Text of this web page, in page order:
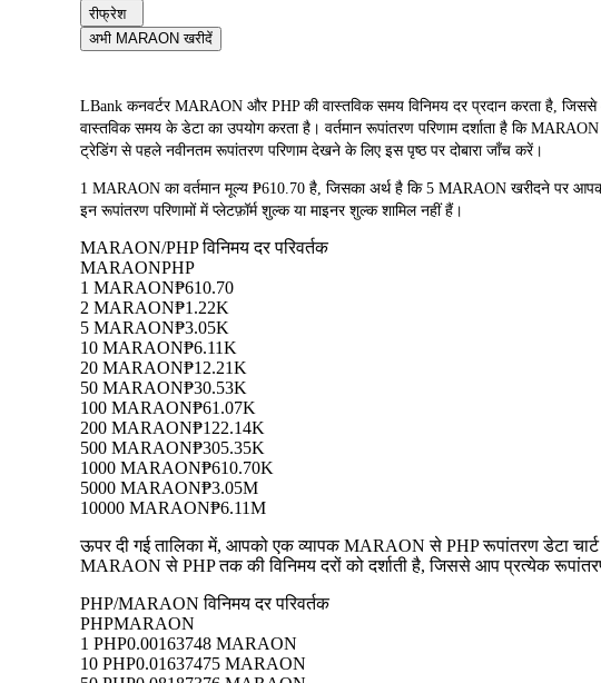
रीफ्रेश
अभी MARAON खरीदें
LBank कनवर्टर MARAON और PHP की वास्तविक समय विनिमय दर प्रदान करता है,
वास्तविक समय के डेटा का उपयोग करता है। वर्तमान रूपांतरण परिणाम दर्शाता है कि
ट्रेडिंग से पहले नवीनतम रूपांतरण परिणाम देखने के लिए इस पृष्ठ पर दोबारा जाँच करें।
1 MARAON का वर्तमान मूल्य ₱610.70 है, जिसका अर्थ है कि 5 MARAON खरीदने पर
इन रूपांतरण परिणामों में प्लेटफ़ॉर्म शुल्क या माइनर शुल्क शामिल नहीं हैं।
MARAON/PHP विनिमय दर परिवर्तक
MARAONPHP
1 MARAON₱610.70
2 MARAON₱1.22K
5 MARAON₱3.05K
10 MARAON₱6.11K
20 MARAON₱12.21K
50 MARAON₱30.53K
100 MARAON₱61.07K
200 MARAON₱122.14K
500 MARAON₱305.35K
1000 MARAON₱610.70K
5000 MARAON₱3.05M
10000 MARAON₱6.11M
ऊपर दी गई तालिका में, आपको एक व्यापक MARAON से PHP रूपांतरण डेटा
MARAON से PHP तक की विनिमय दरों को दर्शाती है, जिससे आप प्रत्येक
PHP/MARAON विनिमय दर परिवर्तक
PHPMARAON
1 PHP0.00163748 MARAON
10 PHP0.01637475 MARAON